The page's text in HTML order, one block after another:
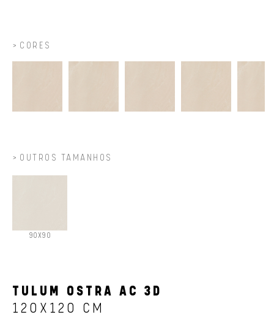
CORES
OUTROS TAMANHOS
90X90
TULUM OSTRA AC 3D
120X120 CM